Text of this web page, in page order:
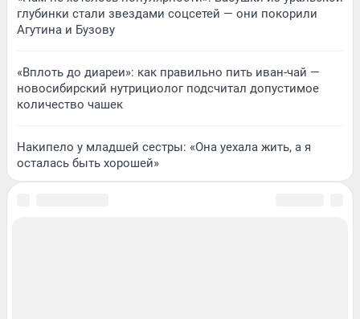
глубинки стали звездами соцсетей — они покорили
Агутина и Бузову
«Вплоть до диареи»: как правильно пить иван-чай —
новосибирский нутрициолог подсчитал допустимое
количество чашек
Накипело у младшей сестры: «Она уехала жить, а я
осталась быть хорошей»